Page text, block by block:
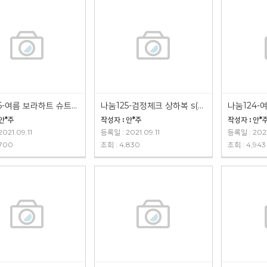
나눔126-여름 보라하트 슈트 90호(나눔완료)
*주
나눔125-검정체크 상하복 s(나눔완료)
작성자 : 안*주
등록일 : 2021.09.11
조회 : 4,830
작성자 : 안*
등록일 :
조회 : 4,943